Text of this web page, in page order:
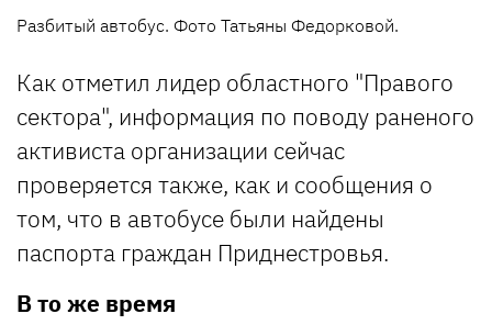
Разбитый автобус. Фото Татьяны Федорковой.
Как отметил лидер областного "Правого
сектора", информация по поводу раненого
активиста организации сейчас
проверяется также, как и сообщения о
том, что в автобусе были найдены
паспорта граждан Приднестровья.
В то же время